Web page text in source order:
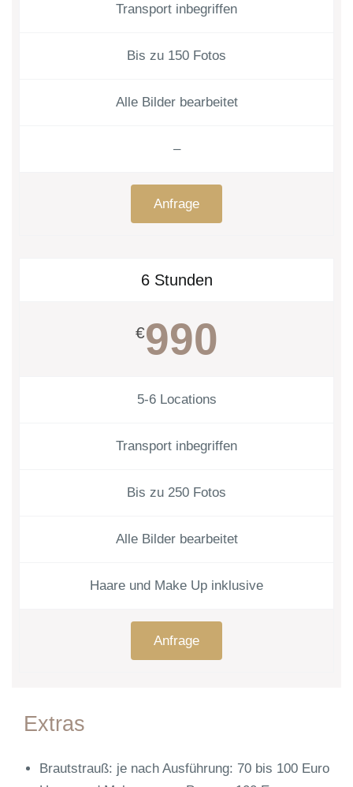
Transport inbegriffen
Bis zu 150 Fotos
Alle Bilder bearbeitet
–
Anfrage
6 Stunden
€990
5-6 Locations
Transport inbegriffen
Bis zu 250 Fotos
Alle Bilder bearbeitet
Haare und Make Up inklusive
Anfrage
Extras
Brautstrauß: je nach Ausführung: 70 bis 100 Euro